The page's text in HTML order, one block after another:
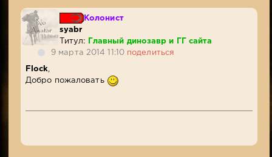
Колонист
syabr
Титул:
Главный динозавр и ГГ сайта
9 марта 2014 11:10 поделиться
Flock
Добро пожаловать